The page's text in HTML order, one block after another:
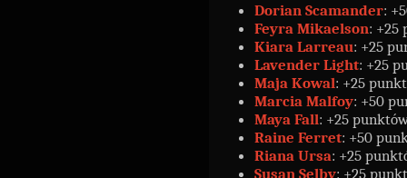
Dorian Scamander:
Feyra Mikaelson: +25
Kiara Larreau: +25
Lavender Light: +25
Maja Kowal: +25
Marcia Malfoy: +50
Maya Fall: +25
Raine Ferret: +50
Riana Ursa: +25
Susan Selby: +25